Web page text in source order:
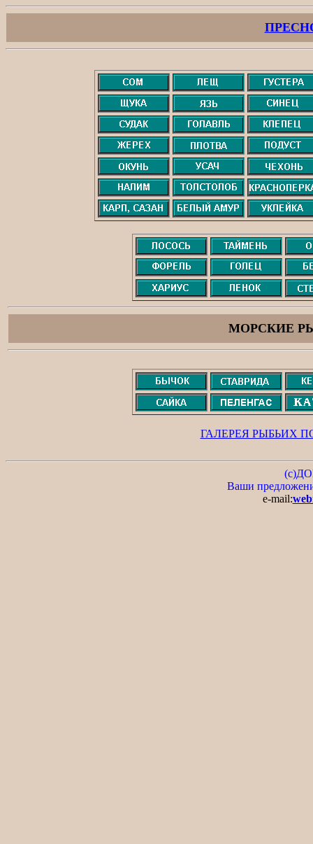
МОРСКИЕ
ГАЛЕРЕЯ РЫБЬИХ
Ваши
e-mail: